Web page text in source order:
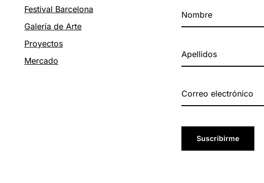
Festival Barcelona
Galería de Arte
Proyectos
Mercado
Suscribirme